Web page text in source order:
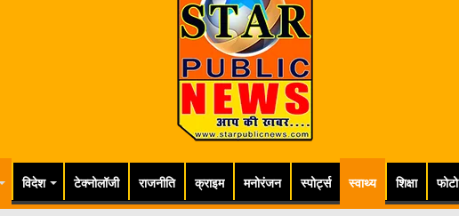
विदेश टेक्नोलॉजी राजनीति क्राइम मनोरंजन स्पोर्ट्स स्वाथ्य शिक्षा फोटो